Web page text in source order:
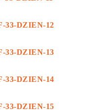
33-DZIEN-12
33-DZIEN-13
33-DZIEN-14
33-DZIEN-15